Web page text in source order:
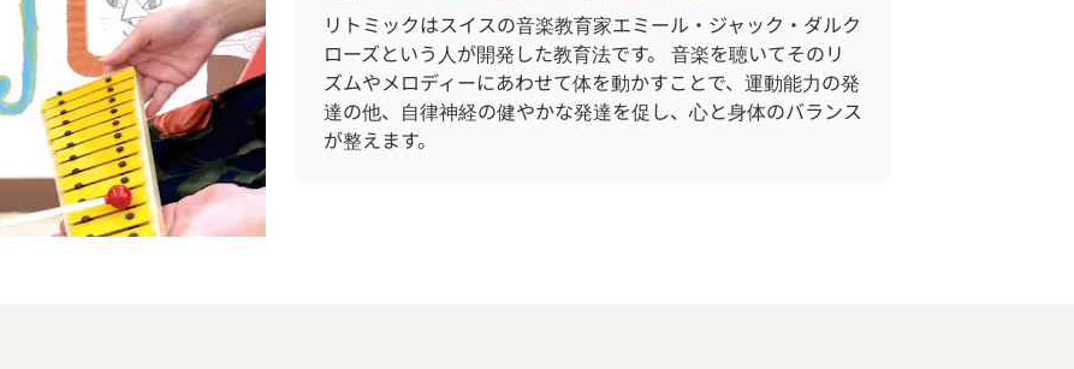
リトミックはスイスの音楽教育家エミール・ジャック・ダルク
ローズという人が開発した教育法です。 音楽を聴いてそのリ
ズムやメロディーにあわせて体を動かすことで、運動能力の発
達の他、自律神経の健やかな発達を促し、心と身体のバランス
が整えます。